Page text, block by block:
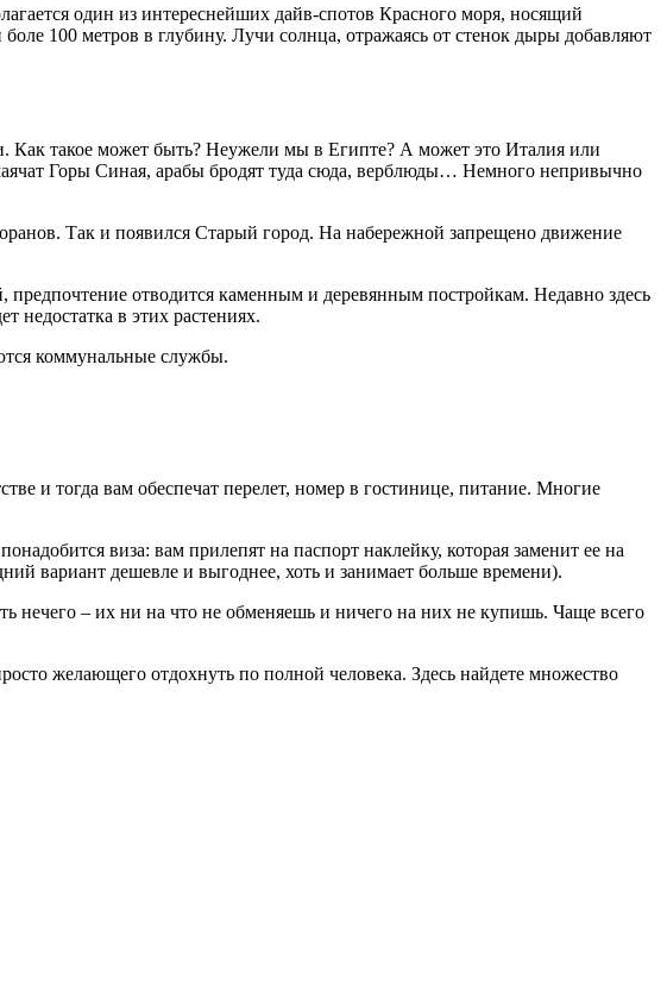
один из интереснейших дайв-спотов Красного моря, носящий
100 метров в глубину. Лучи солнца, отражаясь от стенок дыры добавляют
Как такое может быть? Неужели мы в Египте? А может это Италия или
Горы Синая, арабы бродят туда сюда, верблюды… Немного непривычно
Так и появился Старый город. На набережной запрещено движение
предпочтение отводится каменным и деревянным постройкам. Недавно здесь
недостатка в этих растениях.
коммунальные службы.
и тогда вам обеспечат перелет, номер в гостинице, питание. Многие
виза: вам прилепят на паспорт наклейку, которая заменит ее на
вариант дешевле и выгоднее, хоть и занимает больше времени).
нечего – их ни на что не обменяешь и ничего на них не купишь. Чаще всего
желающего отдохнуть по полной человека. Здесь найдете множество